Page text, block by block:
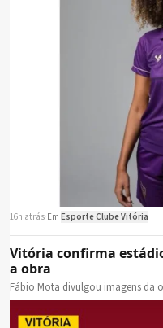
16h atrás Em Esporte Clube Vitória
Vitória confirma
a obra
Fábio Mota divulgou imagens